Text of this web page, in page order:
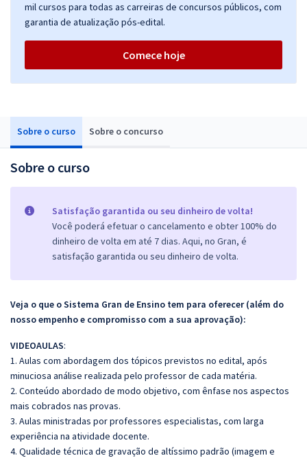
Sobre o curso Sobre o concurso
Sobre o curso
Satisfação garantida ou seu dinheiro de volta!
Você poderá efetuar o cancelamento e obter 100% do
dinheiro de volta em até 7 dias. Aqui, no Gran, é
satisfação garantida ou seu dinheiro de volta.
Veja o que o Sistema Gran de Ensino tem para oferecer (além do
nosso empenho e compromisso com a sua aprovação):
VIDEOAULAS:
1. Aulas com abordagem dos tópicos previstos no edital, após
minuciosa análise realizada pelo professor de cada matéria.
2. Conteúdo abordado de modo objetivo, com ênfase nos aspectos
mais cobrados nas provas.
3. Aulas ministradas por professores especialistas, com larga
experiência na atividade docente.
4. Qualidade técnica de gravação de altíssimo padrão (imagem e
mil cursos para todas as carreiras de concursos públicos, com
garantia de atualização pós-edital.
Comece hoje